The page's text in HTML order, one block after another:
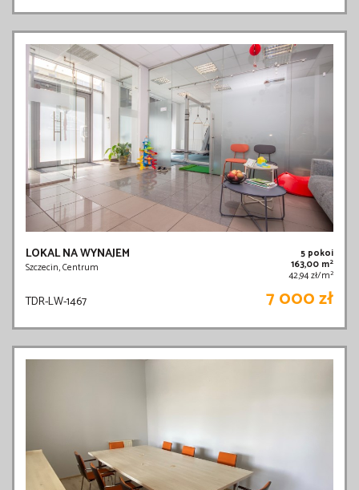
LOKAL NA WYNAJEM
Szczecin, Centrum
5 pokoi
163,00 m2
42,94 zł/m2
TDR-LW-1467 7 000 zł